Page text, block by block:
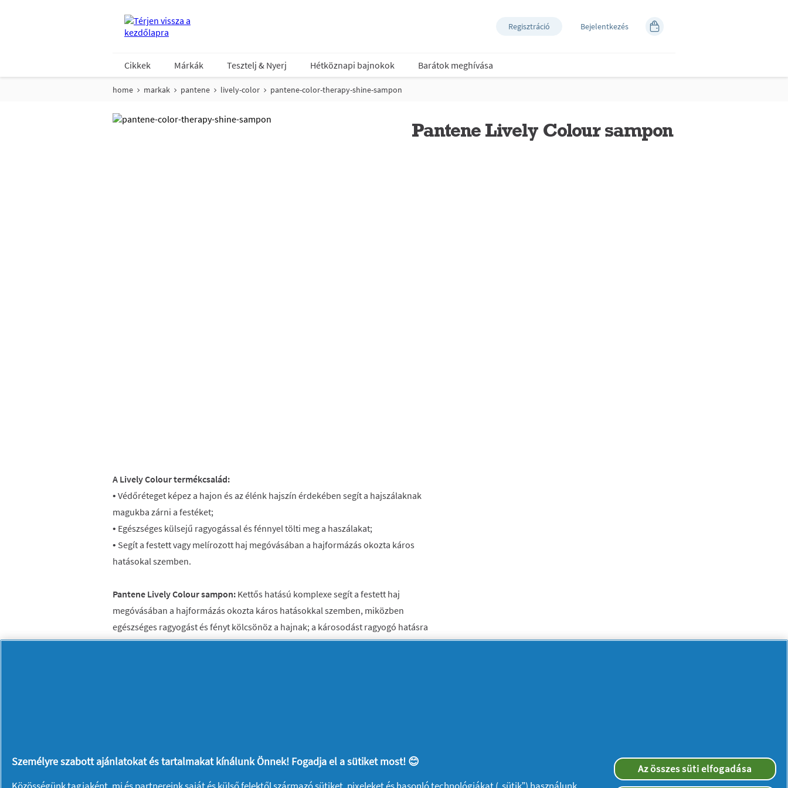
Regisztráció Bejelentkezés
Cikkek Márkák Tesztelj & Nyerj Hétköznapi bajnokok Barátok meghívása
home markak pantene lively-color pantene-color-therapy-shine-sampon
Pantene Lively Colour sampon
A Lively Colour termékcsalád:
• Védőréteget képez a hajon és az élénk hajszín érdekében segít a hajszálaknak
magukba zárni a festéket;
• Egészséges külsejű ragyogással és fénnyel tölti meg a haszálakat;
• Segít a festett vagy melírozott haj megóvásában a hajformázás okozta káros
hatásokal szemben.
Pantene Lively Colour sampon: Kettős hatású komplexe segít a festett haj
megóvásában a hajformázás okozta káros hatásokkal szemben, miközben
egészséges ragyogást és fényt kölcsönöz a hajnak; a károsodást ragyogó hatásra
fordítja. Antioxidánsokat tartalmaz. Továbbfejlesztett formulája segít legbelülről
Személyre szabott ajánlatokat és tartalmakat kínálunk Önnek! Fogadja el a sütiket most! 😊
Az összes süti elfogadása